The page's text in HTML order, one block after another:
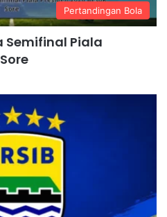
Pertandingan Bola
Semifinal Piala